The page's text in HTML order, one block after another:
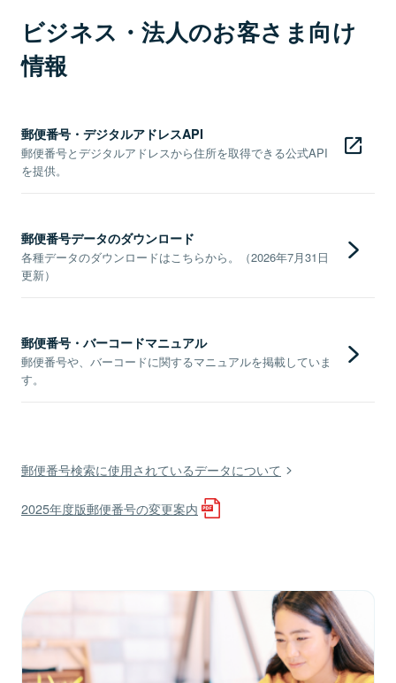
ビジネス・法人のお客さま向け
情報
郵便番号・デジタルアドレスAPI
郵便番号とデジタルアドレスから住所を取得できる公式API
を提供。
郵便番号データのダウンロード
各種データのダウンロードはこちらから。（2026年7月31日
更新）
郵便番号・バーコードマニュアル
郵便番号や、バーコードに関するマニュアルを掲載していま
す。
郵便番号検索に使用されているデータについて
2025年度版郵便番号の変更案内